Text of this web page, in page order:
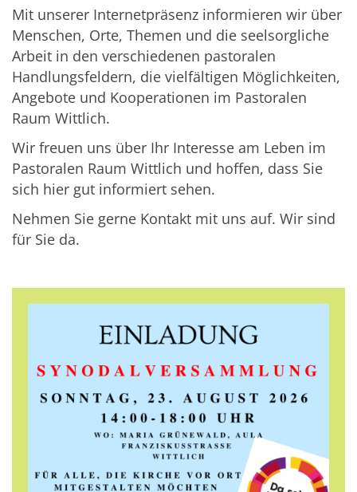
Mit unserer Internetpräsenz informieren wir über
Menschen, Orte, Themen und die seelsorgliche
Arbeit in den verschiedenen pastoralen
Handlungsfeldern, die vielfältigen Möglichkeiten,
Angebote und Kooperationen im Pastoralen
Raum Wittlich.
Wir freuen uns über Ihr Interesse am Leben im
Pastoralen Raum Wittlich und hoffen, dass Sie
sich hier gut informiert sehen.
Nehmen Sie gerne Kontakt mit uns auf. Wir sind
für Sie da.